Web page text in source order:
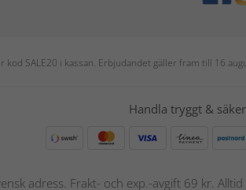
kod SALE20 i kassan. Erbjudandet gäller fram till 16
Handla tryggt &
adress. Frakt- och exp.-avgift 69 kr.